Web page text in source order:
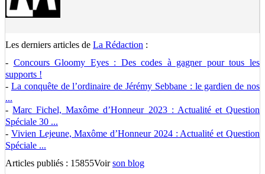
Les derniers articles de La Rédaction :
- Concours Gloomy Eyes : Des codes à gagner pour tous les
supports !
- La conquête de l’ordinaire de Jérémy Sebbane : le gardien de nos
...
-Marc Fichel, Maxôme d’Honneur 2023 : Actualité et Question
Spéciale 30 ...
- Vivien Lejeune, Maxôme d’Honneur 2024 : Actualité et Question
Spéciale ...
Articles publiés : 15855Voirson blog